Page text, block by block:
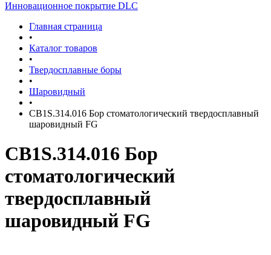
Инновационное покрытие DLC
Главная страница
•
Каталог товаров
•
Твердосплавные боры
•
Шаровидный
•
CB1S.314.016 Бор стоматологический твердосплавный
шаровидный FG
CB1S.314.016 Бор
стоматологический
твердосплавный
шаровидный FG